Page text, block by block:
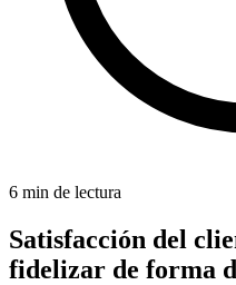
6 min de lectura
Satisfacción del
fidelizar de forma